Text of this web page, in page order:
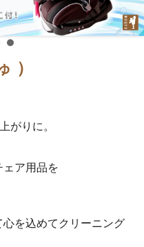
）
がりに。
ェア用品を
を込めてクリーニング